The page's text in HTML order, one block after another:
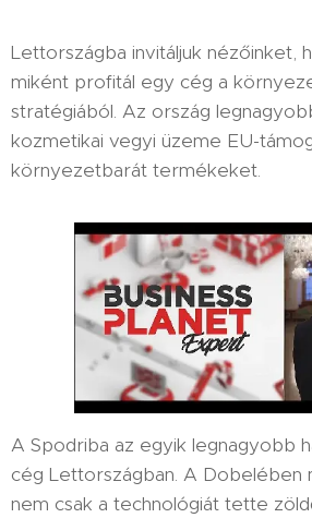
Lettországba invitáljuk nézőinket,
miként profitál egy cég a
stratégiából. Az ország
kozmetikai vegyi üzeme EU-
környezetbarát termékeket.
A Spodriba az egyik legnagyobb
cég Lettországban. A Dobelében
nem csak a technológiát tette